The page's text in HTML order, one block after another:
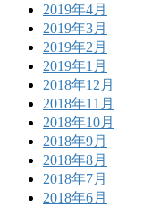
2019年4月
2019年3月
2019年2月
2019年1月
2018年12月
2018年11月
2018年10月
2018年9月
2018年8月
2018年7月
2018年6月